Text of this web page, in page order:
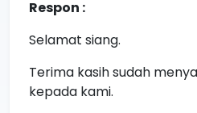
Respon :
Selamat siang.
Terima kasih sudah
kepada kami.